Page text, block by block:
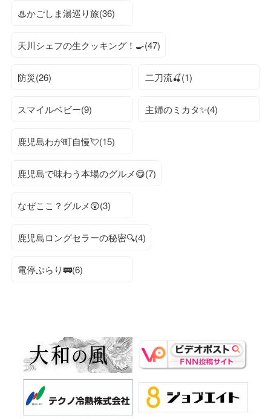
♨かごしま湯巡り旅(36)
天川シェフの生クッキング！🍳(47)
防災(26) 二刀流🍒(1)
スマイルベビー(9) 主婦のミカタ✨(4)
鹿児島わが町自慢💘(15)
鹿児島で味わう本場のグルメ😋(7)
なぜここ？グルメ😲(3)
鹿児島ロングセラーの秘密🔍(4)
電停ぶらり🚃(6)